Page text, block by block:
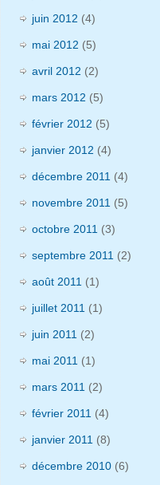
juin 2012 (4)
mai 2012 (5)
avril 2012 (2)
mars 2012 (5)
février 2012 (5)
janvier 2012 (4)
décembre 2011 (4)
novembre 2011 (5)
octobre 2011 (3)
septembre 2011 (2)
août 2011 (1)
juillet 2011 (1)
juin 2011 (2)
mai 2011 (1)
mars 2011 (2)
février 2011 (4)
janvier 2011 (8)
décembre 2010 (6)